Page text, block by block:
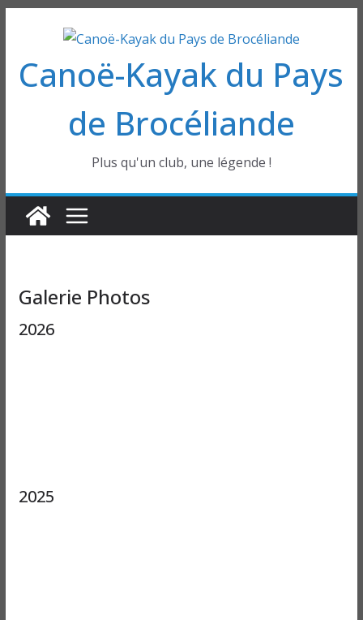
contenu
Canoë-Kayak du Pays
de Brocéliande
Plus qu'un club, une légende !
Galerie Photos
2026
2025